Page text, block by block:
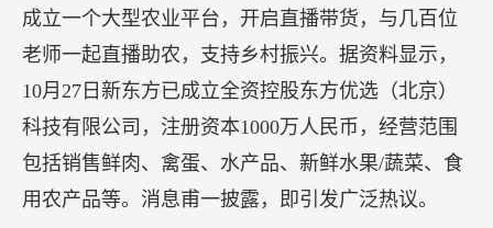
成立一个大型农业平台，开启直播带货，与几百位
老师一起直播助农，支持乡村振兴。据资料显示，
10月27日新东方已成立全资控股东方优选（北京）
科技有限公司，注册资本1000万人民币，经营范围
包括销售鲜肉、禽蛋、水产品、新鲜水果/蔬菜、食
用农产品等。消息甫一披露，即引发广泛热议。